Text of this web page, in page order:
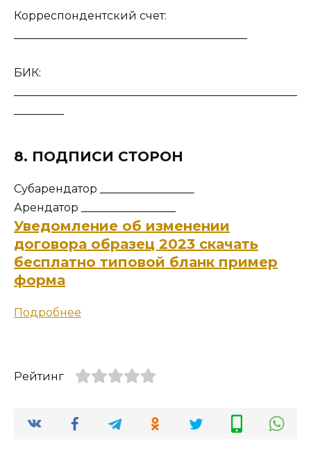
Корреспондентский счет:
БИК:
8. ПОДПИСИ СТОРОН
Субарендатор _________________
Арендатор _________________
Уведомление об изменении
договора образец 2023 скачать
бесплатно типовой бланк пример
форма
Подробнее
Рейтинг